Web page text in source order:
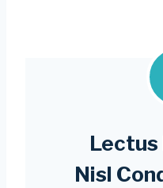
Lectus
Nisl